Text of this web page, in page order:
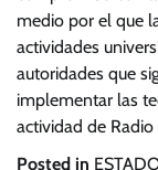
medio por el que
actividades
autoridades que
implementar las
actividad de
Posted in